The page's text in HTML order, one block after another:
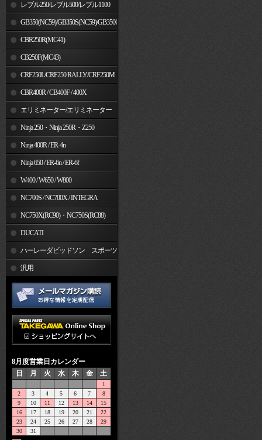
レブル250/レブル500/レブル1100
GB350(NC59)/GB350S(NC59)/GB350C(NC64)
CBR250R(MC41)
CB250F(MC43)
CRF250L/CRF250 RALLY/CRF250M
CBR400R / CB400F / 400X
エリミネーター/エリミネーター
SE Ninja 250・Ninja 250R・Z250
Ninja 400R / ER-4n
Ninja 650 / ER-6n / ER-6f
W400 / W650 / W800
NC700S / NC700X / INTEGRA
NC750X(RC90)・NC750S(RC88)
DUCATI
ハーレーダビッドソン スポーツ
スター汎用
8月度営業日カレンダー
日
月 火 水 木 金 土
1
2
3 4 5 6 7
8
9
10 11 12 13 14
15
16
17 18 19 20 21
22
23
24 25 26 27 28
29
30
31